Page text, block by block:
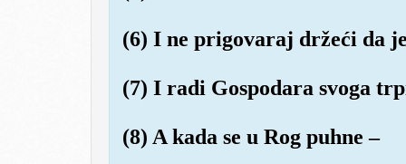
(6) I ne prigovaraj držeći da
(7) I radi Gospodara svoga
(8) A kada se u Rog puhne –